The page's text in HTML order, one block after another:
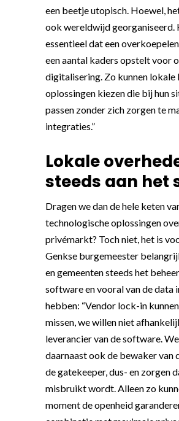
een beetje utopisch. Hoewel,
ook wereldwijd georganiseerd.
essentieel dat een
een aantal kaders opstelt voor
digitalisering. Zo kunnen lokale
oplossingen kiezen die bij hun
passen zonder zich zorgen te
integraties.”
Lokale
steeds aan het
Dragen we dan de hele keten
technologische oplossingen
privémarkt? Toch niet, het is
Genkse burgemeester
en gemeenten steeds het
software en vooral van de data
hebben: “Vendor lock-in
missen, we willen niet
leverancier van de software.
daarnaast ook de bewaker van
de gatekeeper, dus- en zorgen
misbruikt wordt. Alleen zo
moment de openheid